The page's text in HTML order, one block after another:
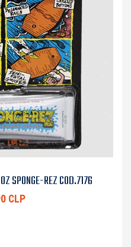
SPONGE-REZ COD.7176
CLP